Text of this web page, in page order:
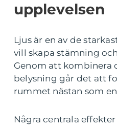
upplevelsen
Ljus är en av de
vill skapa stämning
Genom att kombinera
belysning går det att
rummet nästan som
Några centrala